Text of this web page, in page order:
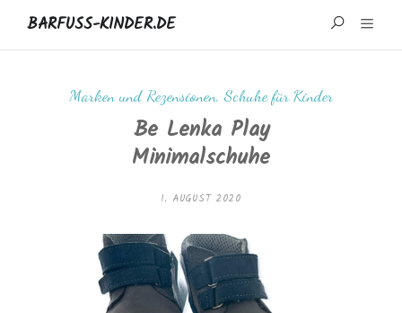
BARFUSS-KINDER.DE
START
WISSENSWERTES
MARKEN UND REZENSIONEN
IMPRESSUM
Marken und Rezensionen,Schuhe für Kinder
Be Lenka Play
Minimalschuhe
1. AUGUST 2020